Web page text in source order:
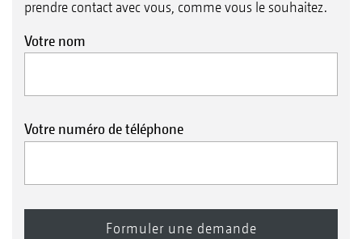
prendre contact avec vous, comme vous le souhaitez.
Votre nom
Votre numéro de téléphone